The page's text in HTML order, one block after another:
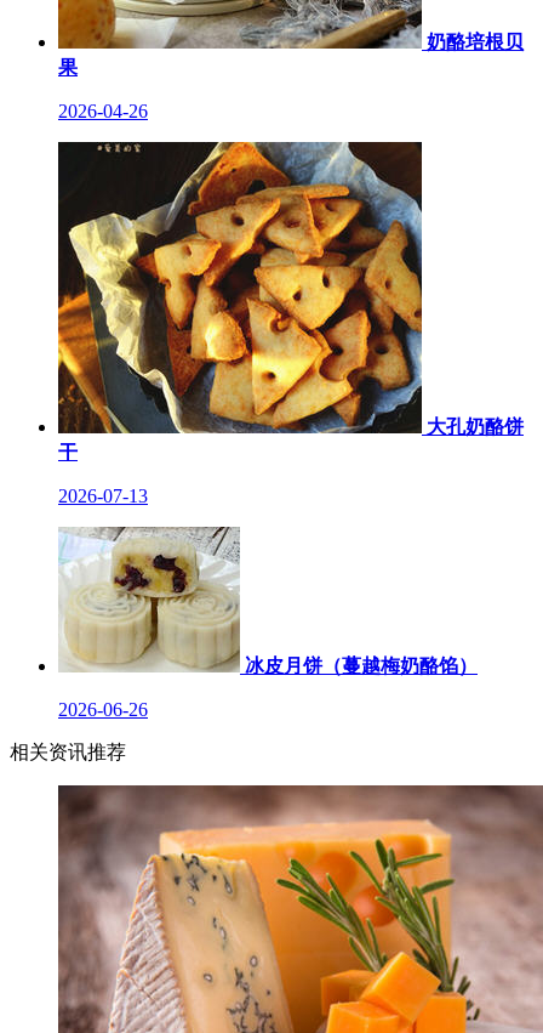
奶酪培根贝
果
2026-04-26
大孔奶酪饼
干
2026-07-13
冰皮月饼（蔓越梅奶酪馅）
2026-06-26
相关资讯推荐